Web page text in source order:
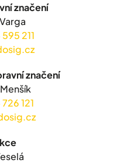
značení
211
značení
121